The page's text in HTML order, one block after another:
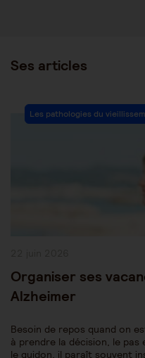
Ses articles
Post
Category:
Les pathologies du
Organiser ses
Alzheimer
Besoin de repos quand on
à prendre la décision, le pas
le guidon, il paraît souvent